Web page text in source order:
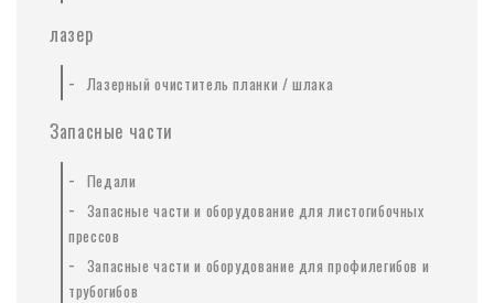
лазер
- Лазерный очиститель планки / шлака
Запасные части
- Педали
- Запасные части и оборудование для листогибочных
прессов
- Запасные части и оборудование для профилегибов и
трубогибов